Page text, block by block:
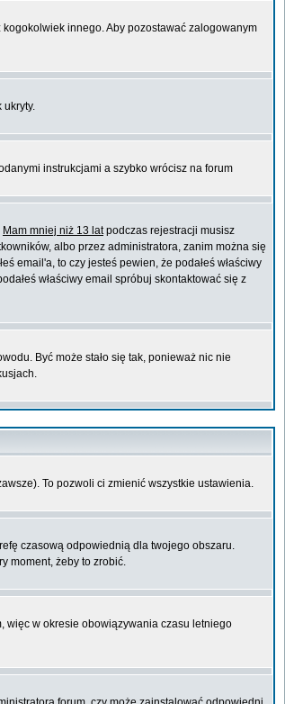
innego. Aby pozostawać zalogowanym
ukryty.
instrukcjami a szybko wrócisz na forum
Mam mniej niż 13 latpodczas rejestracji musisz
albo przez administratora, zanim można się
email'a, to czy jesteś pewien, że podałeś właściwy
właściwy email spróbuj skontaktować się z
Być może stało się tak, ponieważ nic nie
To pozwoli ci zmienić wszystkie ustawienia.
czasową odpowiednią dla twojego obszaru.
moment, żeby to zrobić.
więc w okresie obowiązywania czasu letniego